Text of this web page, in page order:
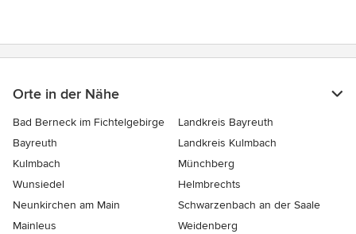
Orte in der Nähe
Bad Berneck im Fichtelgebirge
Landkreis Bayreuth
Bayreuth
Landkreis Kulmbach
Kulmbach
Münchberg
Wunsiedel
Helmbrechts
Neunkirchen am Main
Schwarzenbach an der Saale
Mainleus
Weidenberg